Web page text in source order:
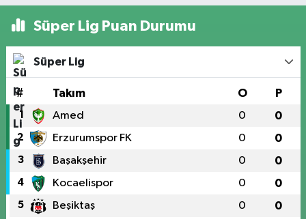
Süper Lig Puan Durumu
Süper Lig
# Takım O P
1 Amed 0 0
2 Erzurumspor FK 0 0
3 Başakşehir 0 0
4 Kocaelispor 0 0
5 Beşiktaş 0 0